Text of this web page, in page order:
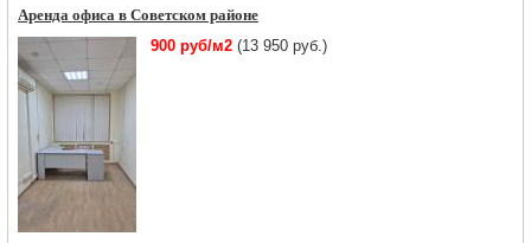
Аренда офиса в Советском районе
900 руб/м2 (13 950 руб.)